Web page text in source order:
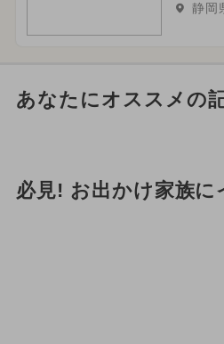
静岡
あなたにオススメの
必見! お出かけ家族に